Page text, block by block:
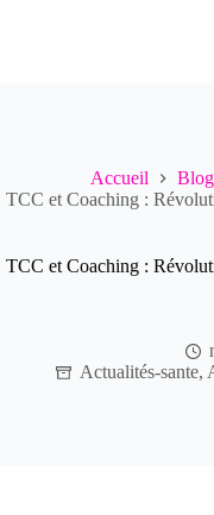
Accueil Blog
TCC et Coaching :
TCC et Coaching :
Actualités-sante,